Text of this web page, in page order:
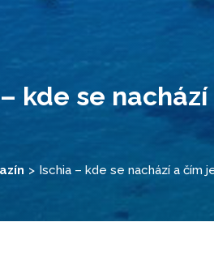
kde se
Ischia – kde se nachází a čím